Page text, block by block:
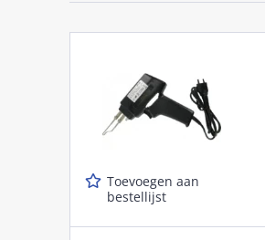
Toevoegen aan
bestellijst